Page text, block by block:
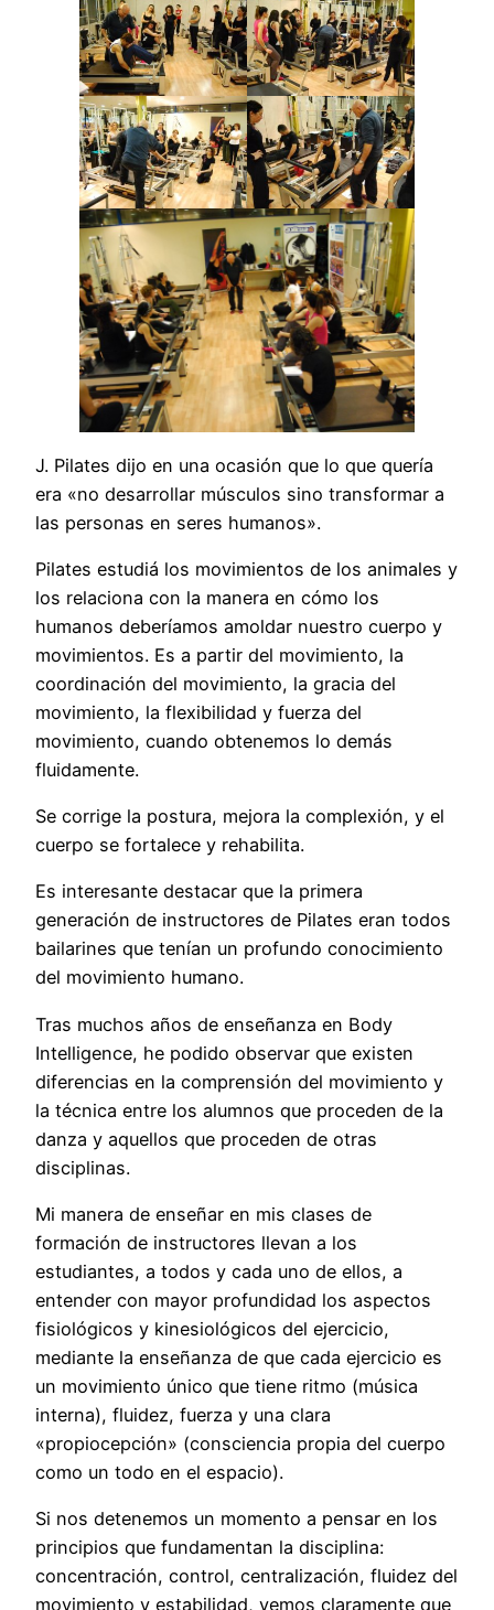
J. Pilates dijo en una ocasión que lo que quería
era «no desarrollar músculos sino transformar a
las personas en seres humanos».
Pilates estudiá los movimientos de los animales y
los relaciona con la manera en cómo los
humanos deberíamos amoldar nuestro cuerpo y
movimientos. Es a partir del movimiento, la
coordinación del movimiento, la gracia del
movimiento, la flexibilidad y fuerza del
movimiento, cuando obtenemos lo demás
fluidamente.
Se corrige la postura, mejora la complexión, y el
cuerpo se fortalece y rehabilita.
Es interesante destacar que la primera
generación de instructores de Pilates eran todos
bailarines que tenían un profundo conocimiento
del movimiento humano.
Tras muchos años de enseñanza en Body
Intelligence, he podido observar que existen
diferencias en la comprensión del movimiento y
la técnica entre los alumnos que proceden de la
danza y aquellos que proceden de otras
disciplinas.
Mi manera de enseñar en mis clases de
formación de instructores llevan a los
estudiantes, a todos y cada uno de ellos, a
entender con mayor profundidad los aspectos
fisiológicos y kinesiológicos del ejercicio,
mediante la enseñanza de que cada ejercicio es
un movimiento único que tiene ritmo (música
interna), fluidez, fuerza y una clara
«propiocepción» (consciencia propia del cuerpo
como un todo en el espacio).
Si nos detenemos un momento a pensar en los
principios que fundamentan la disciplina:
concentración, control, centralización, fluidez del
movimiento y estabilidad, vemos claramente que